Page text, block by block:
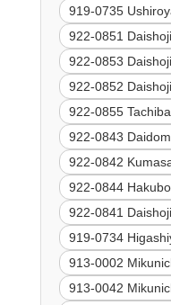
919-0735
922-0851
922-0853
922-0852
922-0855
922-0843
922-0842
922-0844
922-0841
919-0734
913-0002
913-0042